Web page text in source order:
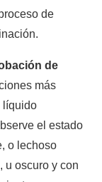
de
de
más
líquido
el estado
o lechoso
u oscuro y con